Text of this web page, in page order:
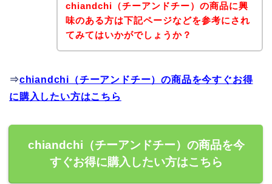
chiandchi（チーアンドチー）の商品に興
味のある方は下記ページなどを参考にされ
てみてはいかがでしょうか？
⇒chiandchi（チーアンドチー）の商品を今すぐお得
に購入したい方はこちら
chiandchi（チーアンドチー）の商品を今
すぐお得に購入したい方はこちら